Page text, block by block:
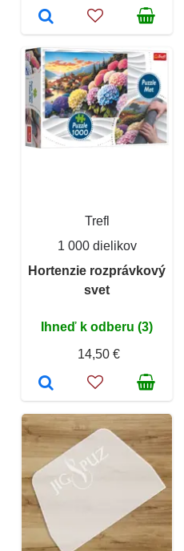
Trefl
1 000 dielikov
Hortenzie rozprávkový
svet
Ihneď k odberu (3)
14,50 €